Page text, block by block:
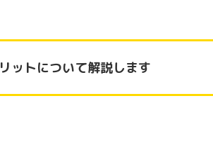
ットについて解説します